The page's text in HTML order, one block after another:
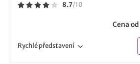
8.7/10
Cena od
Rychlépředstavení